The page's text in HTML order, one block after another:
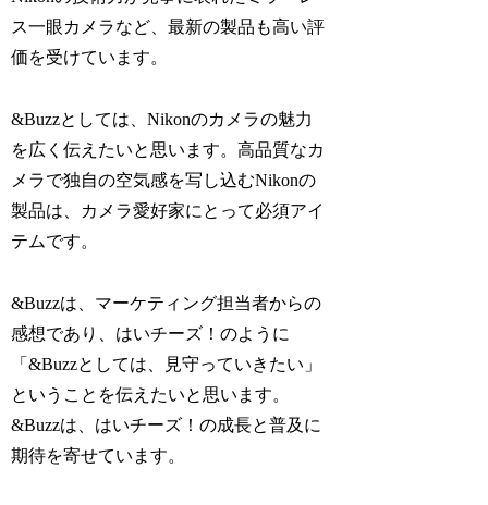
ス一眼カメラなど、最新の製品も高い評
価を受けています。
&Buzzとしては、Nikonのカメラの魅力
を広く伝えたいと思います。高品質なカ
メラで独自の空気感を写し込むNikonの
製品は、カメラ愛好家にとって必須アイ
テムです。
&Buzzは、マーケティング担当者からの
感想であり、はいチーズ！のように
「&Buzzとしては、見守っていきたい」
ということを伝えたいと思います。
&Buzzは、はいチーズ！の成長と普及に
期待を寄せています。